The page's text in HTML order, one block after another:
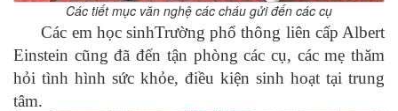
Các tiết mục văn nghệ các cháu gửi đến các cụ
Các em học sinhTrường phổ thông liên cấp Albert
Einstein cũng đã đến tận phòng các cụ, các mẹ thăm
hỏi tình hình sức khỏe, điều kiện sinh hoạt tại trung
tâm.